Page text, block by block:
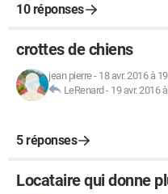
10 réponses
crottes de chiens
jean pierre- 18 avr. 2016 à
LeRenard- 19 avr. 2016
5 réponses
Locataire qui donne